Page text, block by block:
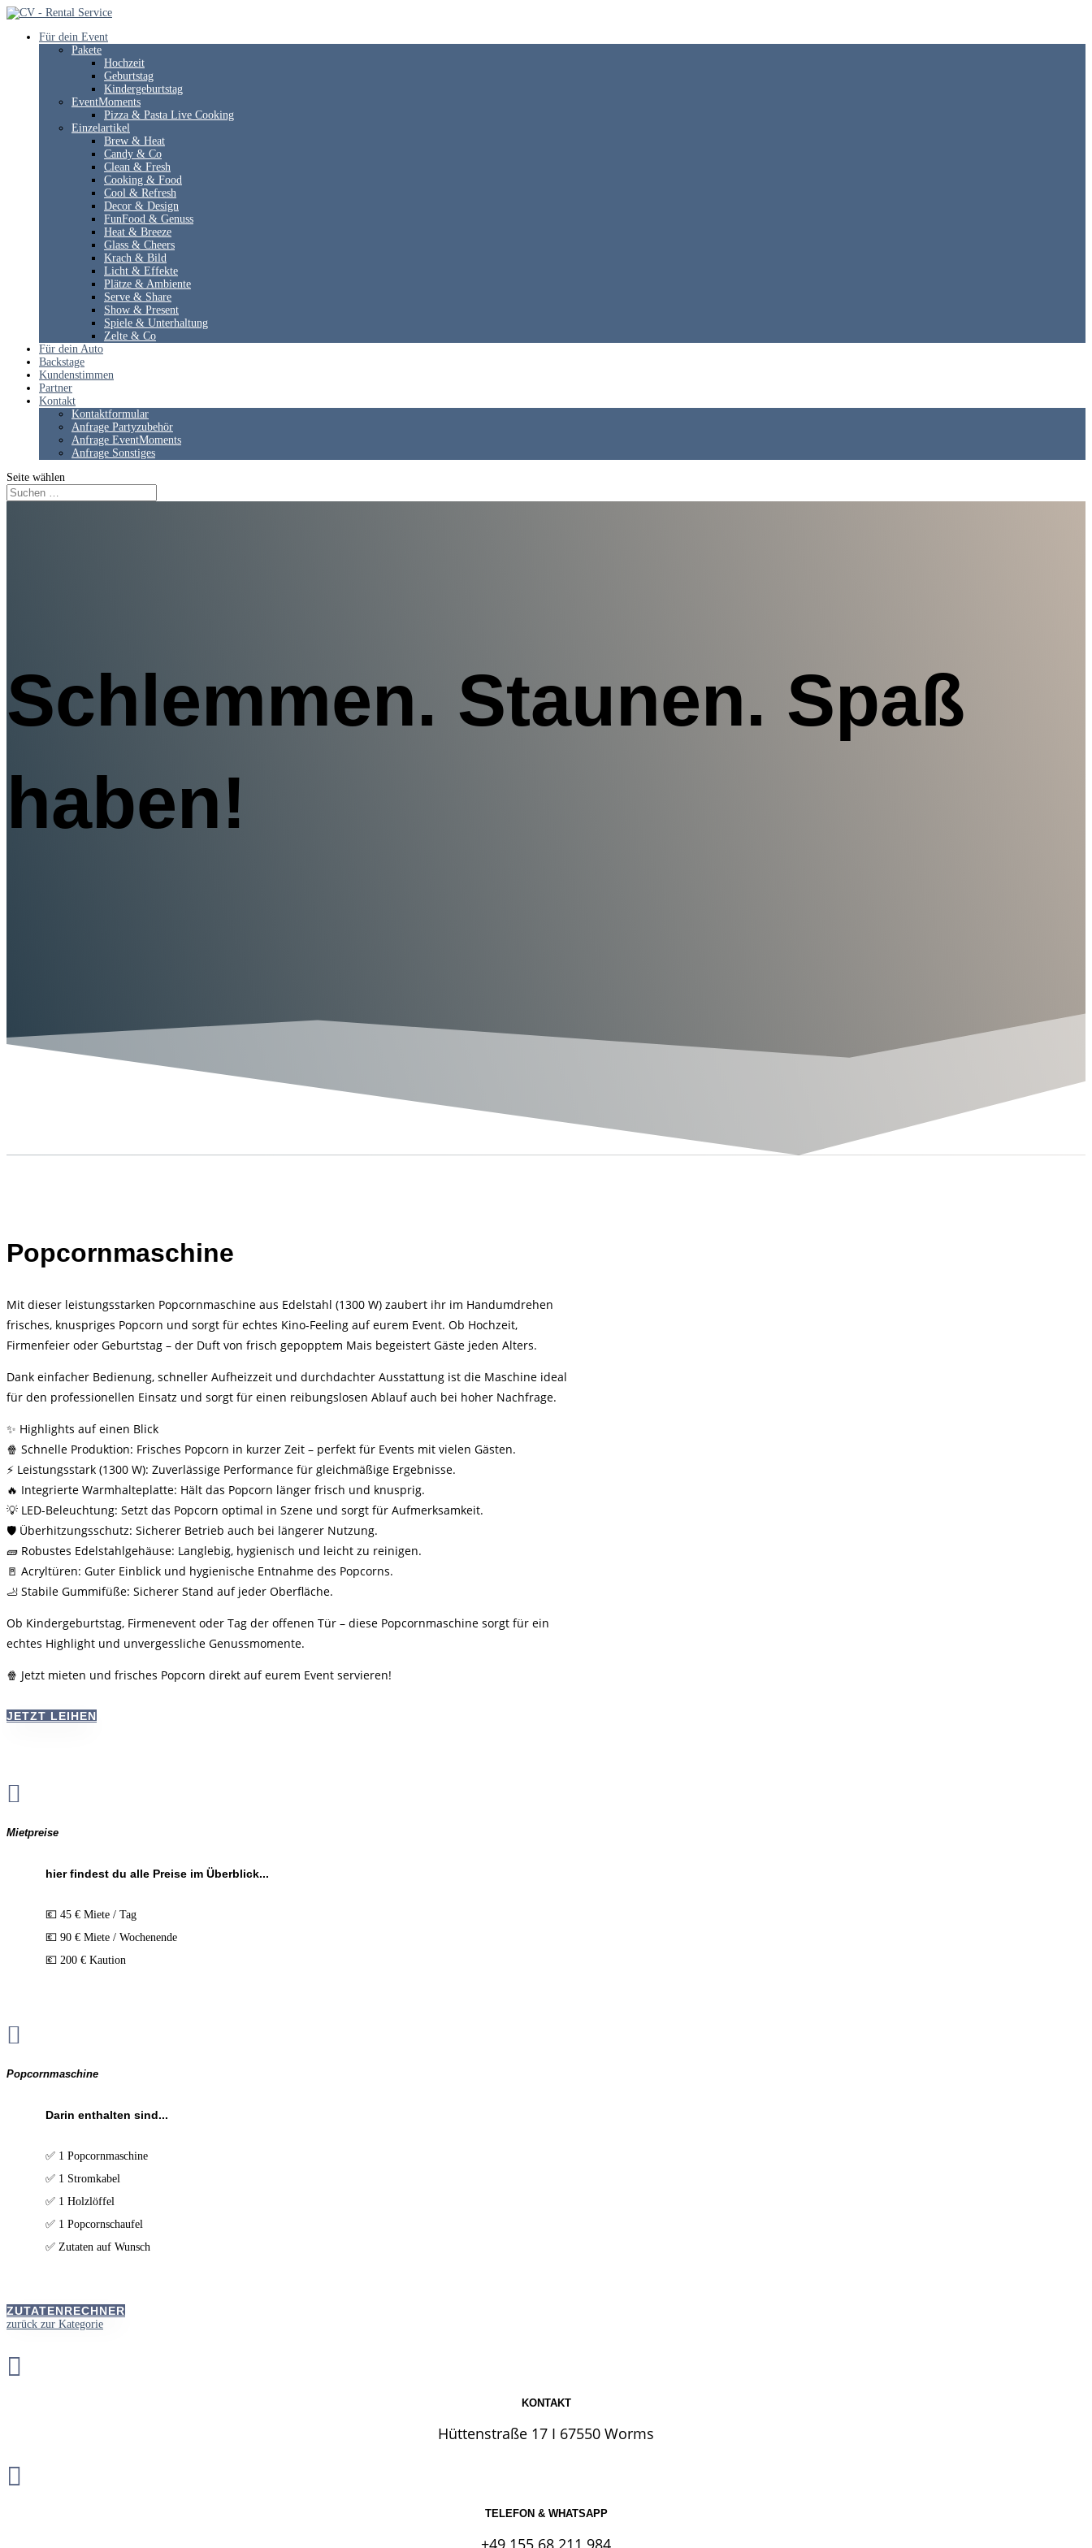
Für dein Event
Pakete
Hochzeit
Geburtstag
Kindergeburtstag
EventMoments
Pizza & Pasta Live Cooking
Einzelartikel
Brew & Heat
Candy & Co
Clean & Fresh
Cooking & Food
Cool & Refresh
Decor & Design
FunFood & Genuss
Heat & Breeze
Glass & Cheers
Krach & Bild
Licht & Effekte
Plätze & Ambiente
Serve & Share
Show & Present
Spiele & Unterhaltung
Zelte & Co
Für dein Auto
Backstage
Kundenstimmen
Partner
Kontakt
Kontaktformular
Anfrage Partyzubehör
Anfrage EventMoments
Anfrage Sonstiges
Seite wählen
Schlemmen. Staunen. Spaß
haben!
Popcornmaschine
Mit dieser leistungsstarken Popcornmaschine aus Edelstahl (1300 W) zaubert ihr im Handumdrehen
frisches, knuspriges Popcorn und sorgt für echtes Kino-Feeling auf eurem Event. Ob Hochzeit,
Firmenfeier oder Geburtstag – der Duft von frisch gepopptem Mais begeistert Gäste jeden Alters.
Dank einfacher Bedienung, schneller Aufheizzeit und durchdachter Ausstattung ist die Maschine ideal
für den professionellen Einsatz und sorgt für einen reibungslosen Ablauf auch bei hoher Nachfrage.
✨ Highlights auf einen Blick
🍿 Schnelle Produktion: Frisches Popcorn in kurzer Zeit – perfekt für Events mit vielen Gästen.
⚡ Leistungsstark (1300 W): Zuverlässige Performance für gleichmäßige Ergebnisse.
🔥 Integrierte Warmhalteplatte: Hält das Popcorn länger frisch und knusprig.
💡 LED-Beleuchtung: Setzt das Popcorn optimal in Szene und sorgt für Aufmerksamkeit.
🛡️ Überhitzungsschutz: Sicherer Betrieb auch bei längerer Nutzung.
🧱 Robustes Edelstahlgehäuse: Langlebig, hygienisch und leicht zu reinigen.
🚪 Acryltüren: Guter Einblick und hygienische Entnahme des Popcorns.
🦶 Stabile Gummifüße: Sicherer Stand auf jeder Oberfläche.
Ob Kindergeburtstag, Firmenevent oder Tag der offenen Tür – diese Popcornmaschine sorgt für ein
echtes Highlight und unvergessliche Genussmomente.
🍿 Jetzt mieten und frisches Popcorn direkt auf eurem Event servieren!
JETZT LEIHEN

Mietpreise
hier findest du alle Preise im Überblick...
💶 45 € Miete / Tag
💶 90 € Miete / Wochenende
💶 200 € Kaution

Popcornmaschine
Darin enthalten sind...
✅ 1 Popcornmaschine
✅ 1 Stromkabel
✅ 1 Holzlöffel
✅ 1 Popcornschaufel
✅ Zutaten auf Wunsch
ZUTATENRECHNER
zurück zur Kategorie

KONTAKT
Hüttenstraße 17 I 67550 Worms

TELEFON & WHATSAPP
+49 155 68 211 984